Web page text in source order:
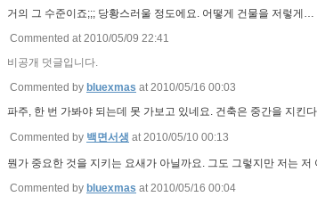
거의 그 수준이죠;;; 당황스러울 정도에요. 어떻게 건물을 저렇게…
Commented at 2010/05/09 22:41
비공개 덧글입니다.
Commented by bluexmas at 2010/05/16 00:03
파주, 한 번 가봐야 되는데 못 가보고 있네요. 건축은 중간을 지킨
Commented by 백면서생 at 2010/05/10 00:13
뭔가 중요한 것을 지키는 요새가 아닐까요. 그도 그렇지만 저는
Commented by bluexmas at 2010/05/16 00:04